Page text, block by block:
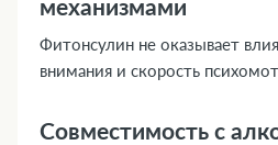
механизмами
Фитонсулин не оказывает
внимания и скорость
Совместимость с